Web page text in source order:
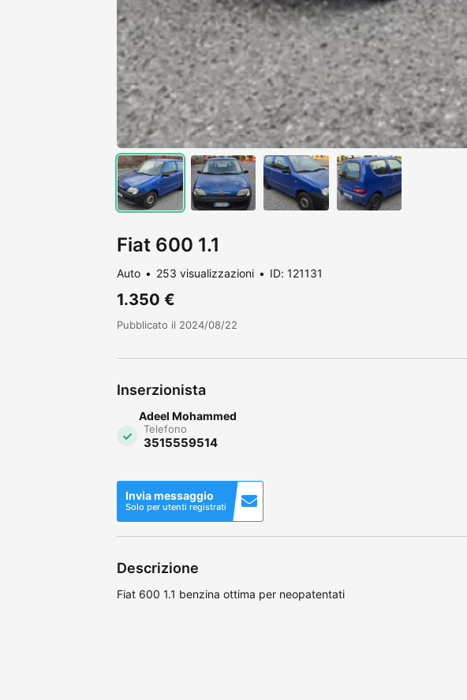
Fiat 600 1.1
Auto 253 visualizzazioni ID: 121131
1.350 €
Pubblicato il 2024/08/22
Inserzionista
Adeel Mohammed
Telefono
3515559514
Invia messaggio
Solo per utenti registrati
Descrizione
Fiat 600 1.1 benzina ottima per neopatentati